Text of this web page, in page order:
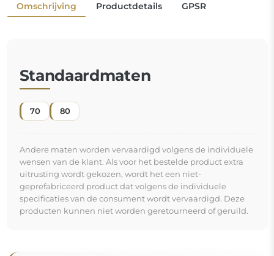
Omschrijving Productdetails GPSR
Standaardmaten
70 80
Andere maten worden vervaardigd volgens de individuele
wensen van de klant. Als voor het bestelde product extra
uitrusting wordt gekozen, wordt het een niet-
geprefabriceerd product dat volgens de individuele
specificaties van de consument wordt vervaardigd. Deze
producten kunnen niet worden geretourneerd of geruild.